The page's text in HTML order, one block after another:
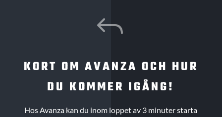
J
KORT OM AVANZA OCH HUR
DU KOMMER IGÅNG!
Hos Avanza kan du inom loppet av 3 minuter starta